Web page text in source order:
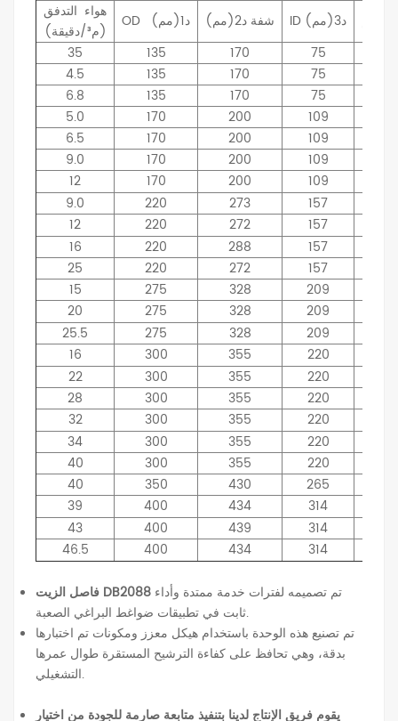
هواء التدفق
(م³/دقيقة)
OD د1(مم) شفة د2(مم) ID د3(مم)
35
135 170 75
4.5
135 170 75
6.8
135 170 75
5.0
170 200 109
6.5
170 200 109
9.0
170 200 109
12
170 200 109
9.0
220 273 157
12
220 272 157
16
220 288 157
25
220 272 157
15
275 328 209
20
275 328 209
25.5
275 328 209
16
300 355 220
22
300 355 220
28
300 355 220
32
300 355 220
34
300 355 220
40
300 355 220
40
350 430 265
39
400 434 314
43
400 439 314
46.5
400 434 314
فاصل الزيت DB2088
ثابت في تطبيقات ضواغط البراغي الصعبة.
تم تصنيع هذه الوحدة باستخدام هيكل معزز ومكونات تم اختبارها
بدقة، وهي تحافظ على كفاءة الترشيح المستقرة طوال عمرها
التشغيلي.
يقوم فريق الإنتاج لدينا بتنفيذ متابعة صارمة للجودة من اختيار